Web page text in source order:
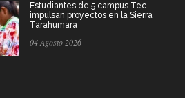
Estudiantes de 5 campus Tec
impulsan proyectos en la Sierra
Tarahumara
04 Agosto 2026